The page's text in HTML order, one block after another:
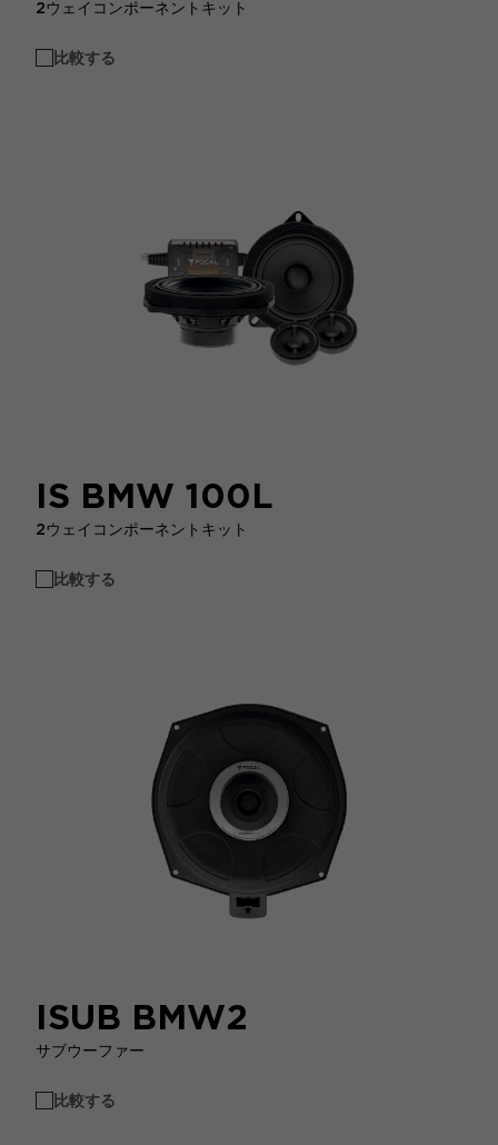
2ウェイコンポーネントキット
比較する
IS BMW 100L
2ウェイコンポーネントキット
比較する
ISUB BMW2
サブウーファー
比較する